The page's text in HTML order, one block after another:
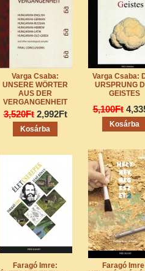
Varga Csaba:
UNSERE WÖRTER
AUS DER
VERGANGENHEIT
3,520Ft 2,992Ft
Varga Csaba:
URSPRUNG
GEISTES
5,100Ft
Faragó Imre:
Faragó